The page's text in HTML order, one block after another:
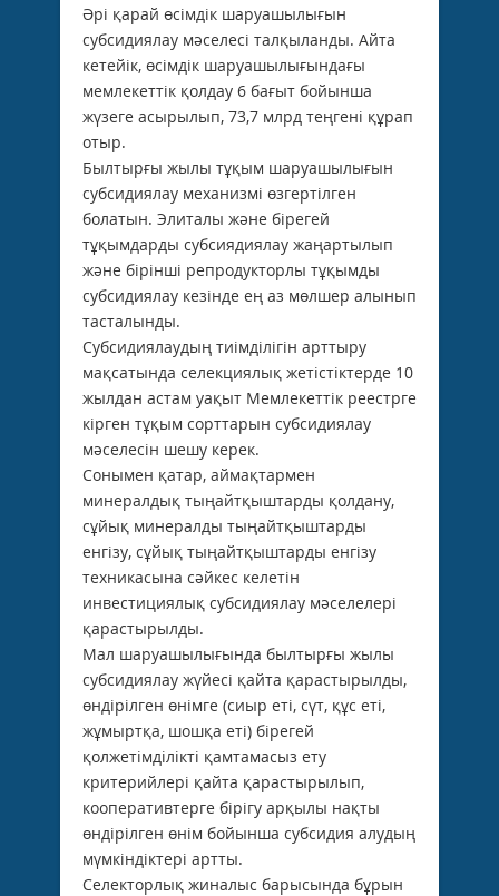
Әрі қарай өсімдік шаруашылығын
субсидиялау мәселесі талқыланды. Айта
кетейік, өсімдік шаруашылығындағы
мемлекеттік қолдау 6 бағыт бойынша
жүзеге асырылып, 73,7 млрд теңгені құрап
отыр.
Былтырғы жылы тұқым шаруашылығын
субсидиялау механизмі өзгертілген
болатын. Элиталы және бірегей
тұқымдарды субсиядиялау жаңартылып
және бірінші репродукторлы тұқымды
субсидиялау кезінде ең аз мөлшер алынып
тасталынды.
Субсидиялаудың тиімділігін арттыру
мақсатында селекциялық жетістіктерде 10
жылдан астам уақыт Мемлекеттік реестрге
кірген тұқым сорттарын субсидиялау
мәселесін шешу керек.
Сонымен қатар, аймақтармен
минералдық тыңайтқыштарды қолдану,
сұйық минералды тыңайтқыштарды
енгізу, сұйық тыңайтқыштарды енгізу
техникасына сәйкес келетін
инвестициялық субсидиялау мәселелері
қарастырылды.
Мал шаруашылығында былтырғы жылы
субсидиялау жүйесі қайта қарастырылды,
өндірілген өнімге (сиыр еті, сүт, құс еті,
жұмыртқа, шошқа еті) бірегей
қолжетімділікті қамтамасыз ету
критерийлері қайта қарастырылып,
кооперативтерге бірігу арқылы нақты
өндірілген өнім бойынша субсидия алудың
мүмкіндіктері артты.
Селекторлық жиналыс барысында бұрын